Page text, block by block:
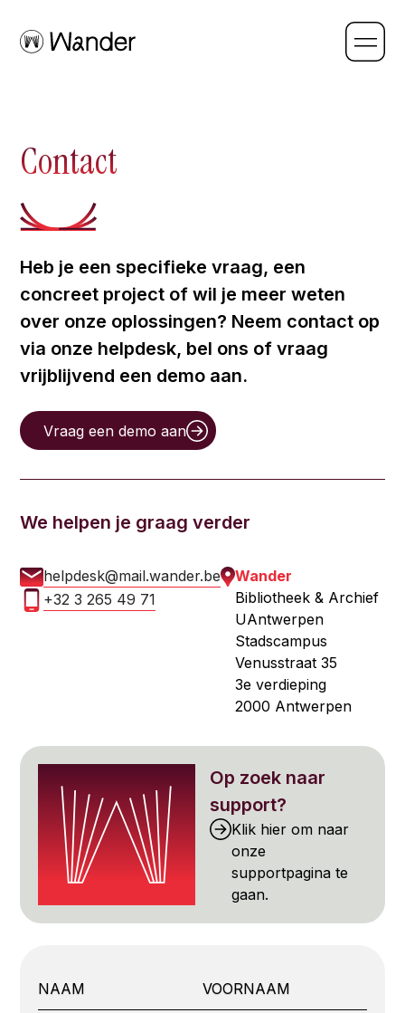
Contact
Heb je een specifieke vraag, een
concreet project of wil je meer weten
over onze oplossingen? Neem contact op
via onze helpdesk, bel ons of vraag
vrijblijvend een demo aan.
Vraag een demo aan
We helpen je graag verder
helpdesk@mail.wander.be
+32 3 265 49 71
Wander
Bibliotheek & Archief
UAntwerpen
Stadscampus
Venusstraat 35
3e verdieping
2000 Antwerpen
Op zoek naar
support?
Klik hier om naar
onze
supportpagina te
gaan.